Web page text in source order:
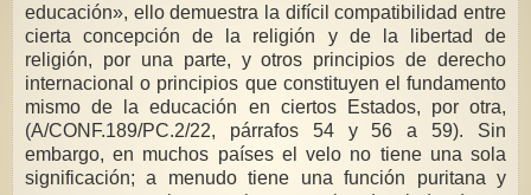
educación», ello demuestra la difícil compatibilidad entre
cierta concepción de la religión y de la libertad de
religión, por una parte, y otros principios de derecho
internacional o principios que constituyen el fundamento
mismo de la educación en ciertos Estados, por otra,
(A/CONF.189/PC.2/22, párrafos 54 y 56 a 59). Sin
embargo, en muchos países el velo no tiene una sola
significación; a menudo tiene una función puritana y